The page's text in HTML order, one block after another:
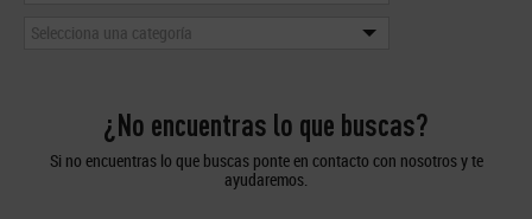
Selecciona una categoría
¿No encuentras lo que buscas?
Si no encuentras lo que buscas ponte en contacto con nosotros y te
ayudaremos.